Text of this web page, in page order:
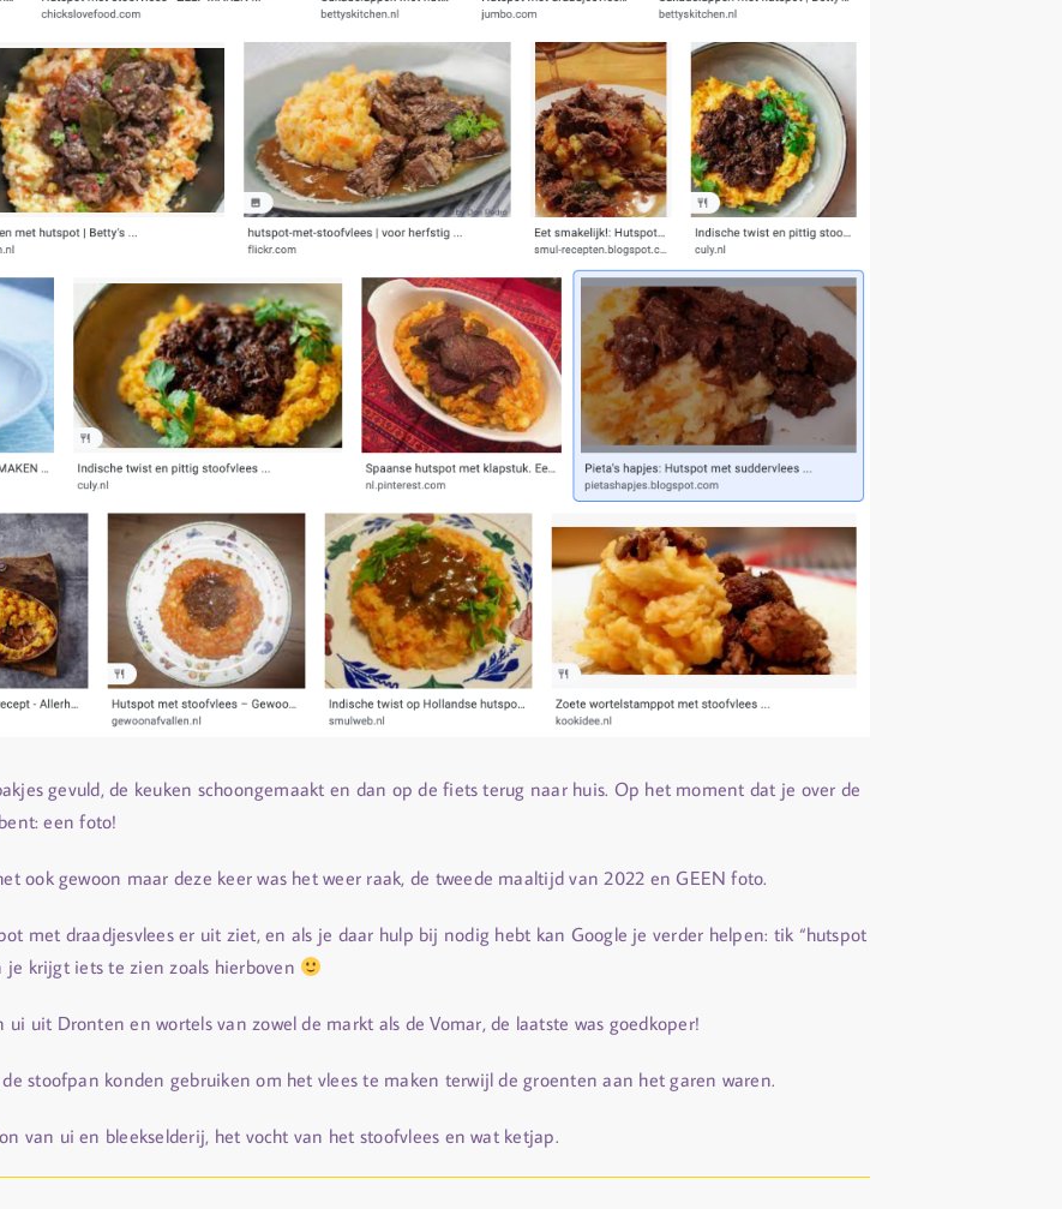
gevuld, de keuken schoongemaakt en dan op de fiets terug naar huis. Op het moment dat je over de
een foto!
ook gewoon maar deze keer was het weer raak, de tweede maaltijd van 2022 en GEEN foto.
met draadjesvlees er uit ziet, en als je daar hulp bij nodig hebt kan Google je verder helpen: tik “hutspot
je krijgt iets te zien zoals hierboven
uit Dronten en wortels van zowel de markt als de Vomar, de laatste was goedkoper!
stoofpan konden gebruiken om het vlees te maken terwijl de groenten aan het garen waren.
van ui en bleekselderij, het vocht van het stoofvlees en wat ketjap.